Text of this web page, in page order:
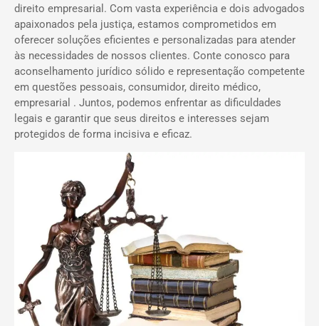
direito empresarial. Com vasta experiência e dois advogados
apaixonados pela justiça, estamos comprometidos em
oferecer soluções eficientes e personalizadas para atender
às necessidades de nossos clientes. Conte conosco para
aconselhamento jurídico sólido e representação competente
em questões pessoais, consumidor, direito médico,
empresarial . Juntos, podemos enfrentar as dificuldades
legais e garantir que seus direitos e interesses sejam
protegidos de forma incisiva e eficaz.